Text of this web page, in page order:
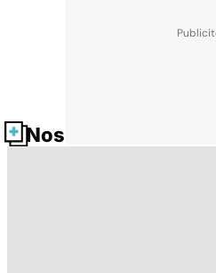
Nos fiches santé